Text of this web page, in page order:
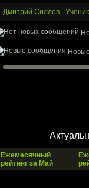
Дмитрий Силлов -
Ежемесячный
рейтинг за Май